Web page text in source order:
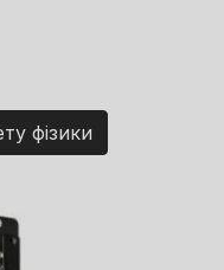
фізики